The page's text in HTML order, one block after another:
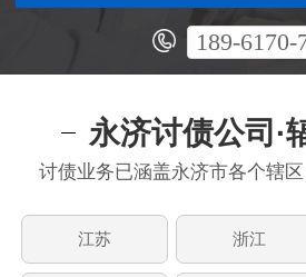
189-6170-
永济讨债公司·
讨债业务已涵盖永济市各个辖
江苏 浙江